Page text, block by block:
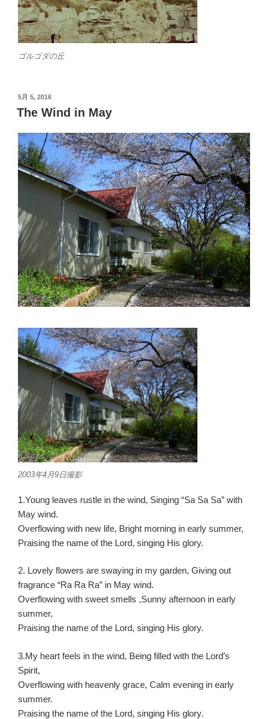
ゴルゴダの丘
投
稿
日:
5月 5, 2016
The Wind in May
2003年4月9日撮影
1.Young leaves rustle in the wind, Singing “Sa Sa Sa” with
May wind.
Overflowing with new life, Bright morning in early summer,
Praising the name of the Lord, singing His glory.
2. Lovely flowers are swaying in my garden, Giving out
fragrance “Ra Ra Ra” in May wind.
Overflowing with sweet smells ,Sunny afternoon in early
summer,
Praising the name of the Lord, singing His glory.
3.My heart feels in the wind, Being filled with the Lord’s
Spirit,
Overflowing with heavenly grace, Calm evening in early
summer.
Praising the name of the Lord, singing His glory.